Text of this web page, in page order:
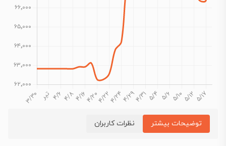
توضیحات بیشتر نظرات کاربران